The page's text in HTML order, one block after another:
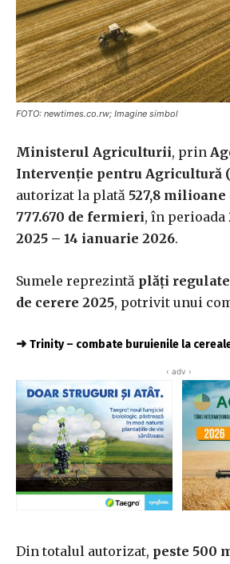
FOTO: newtimes.co.rw; Imagine simbol
Ministerul Agriculturii, prin
Intervenţie pentru Agricultură
autorizat la plată 527,8 milioane
777.670 de fermieri, în perioada
2025 – 14 ianuarie 2026.
Sumele reprezintă plăţi
de cerere 2025, potrivit unui
➜ Trinity – combate buruienile la
‹ adv ›
Din totalul autorizat, peste 500